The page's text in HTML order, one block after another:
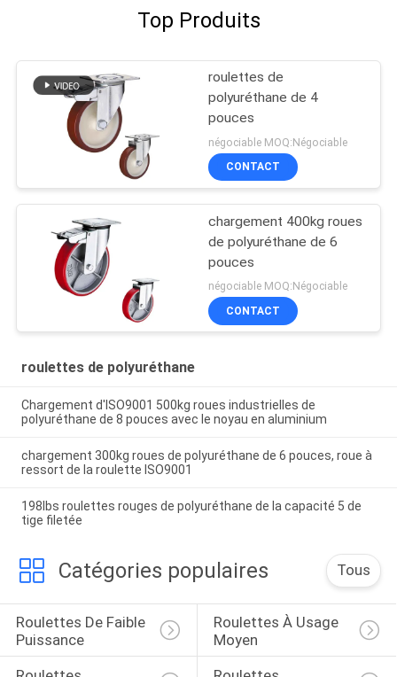
Top Produits
roulettes de
polyuréthane de 4
pouces
négociable MOQ:Négociable
CONTACT
chargement 400kg roues
de polyuréthane de 6
pouces
négociable MOQ:Négociable
CONTACT
roulettes de polyuréthane
Chargement d'ISO9001 500kg roues industrielles de
polyuréthane de 8 pouces avec le noyau en aluminium
chargement 300kg roues de polyuréthane de 6 pouces, roue à
ressort de la roulette ISO9001
198lbs roulettes rouges de polyuréthane de la capacité 5 de
tige filetée
Catégories populaires Tous
Roulettes De Faible
Puissance
Roulettes À Usage
Moyen